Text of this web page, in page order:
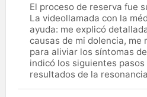
El proceso de reserva fue
La videollamada con la
ayuda: me explicó
causas de mi dolencia, me
para aliviar los síntomas
indicó los siguientes
resultados de la